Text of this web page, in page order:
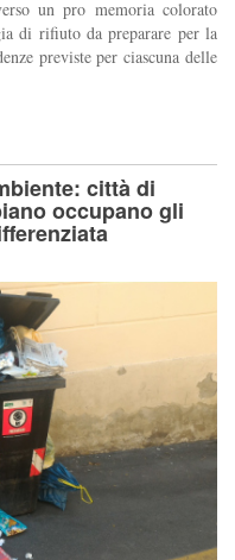
un pro memoria colorato
di rifiuto da preparare per la
previste per ciascuna delle
città di
occupano gli